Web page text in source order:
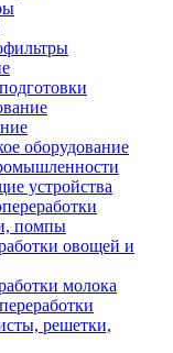
оборудование
устройства
помпы
овощей и
молока
решетки,